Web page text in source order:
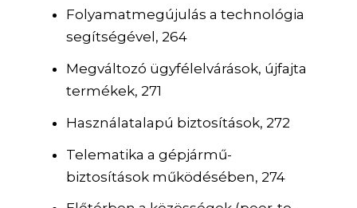
Folyamatmegújulás a technológia
segítségével, 264
Megváltozó ügyfélelvárások, újfajta
termékek, 271
Használatalapú biztosítások, 272
Telematika a gépjármű-
biztosítások működésében, 274